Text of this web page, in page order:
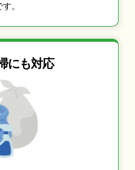
。
にも対応